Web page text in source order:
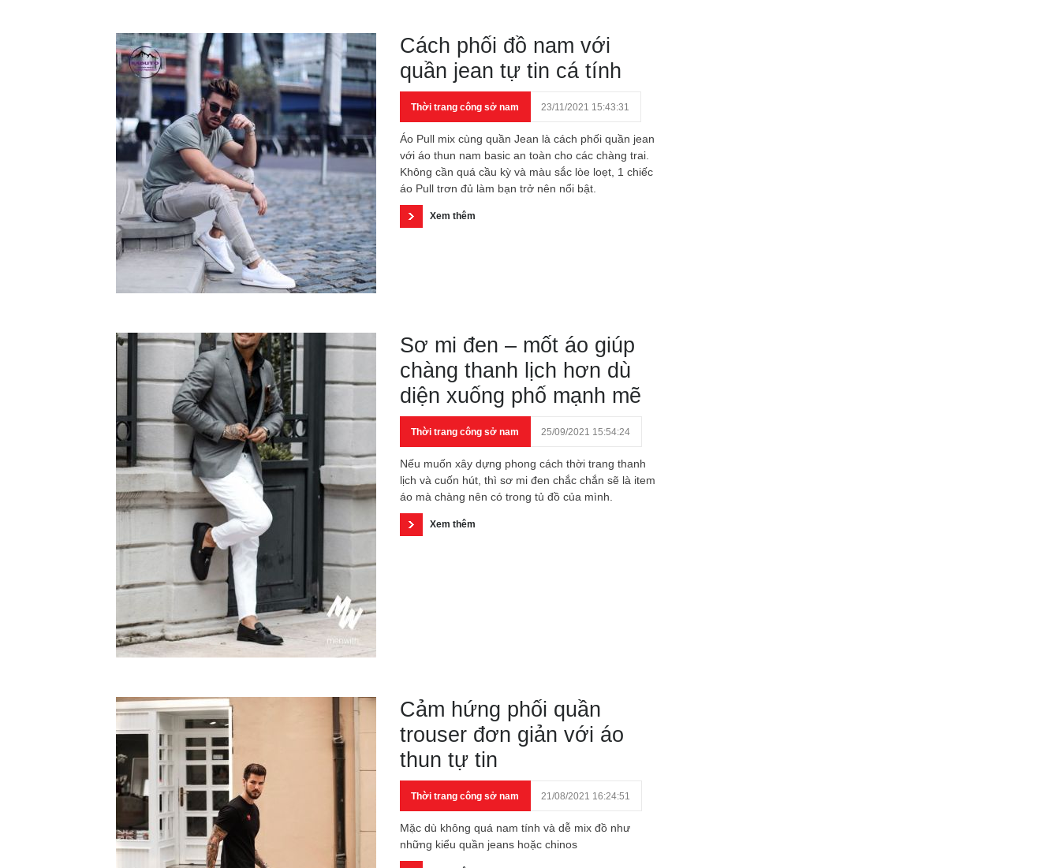
Cách phối đồ nam với
quần jean tự tin cá tính
Thời trang công sở nam 23/11/2021 15:43:31
Áo Pull mix cùng quần Jean là cách phối quần jean
với áo thun nam basic an toàn cho các chàng trai.
Không cần quá cầu kỳ và màu sắc lòe loẹt, 1 chiếc
áo Pull trơn đủ làm bạn trở nên nổi bật.
Xem thêm
Sơ mi đen – mốt áo giúp
chàng thanh lịch hơn dù
diện xuống phố mạnh mẽ
Thời trang công sở nam 25/09/2021 15:54:24
Nếu muốn xây dựng phong cách thời trang thanh
lịch và cuốn hút, thì sơ mi đen chắc chắn sẽ là item
áo mà chàng nên có trong tủ đồ của mình.
Xem thêm
Cảm hứng phối quần
trouser đơn giản với áo
thun tự tin
Thời trang công sở nam 21/08/2021 16:24:51
Mặc dù không quá nam tính và dễ mix đồ như
những kiểu quần jeans hoặc chinos